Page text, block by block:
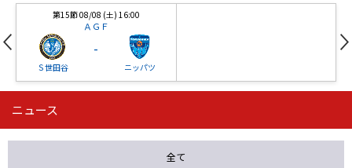
第15節 08/08 (土) 16:00
ＡＧＦ
Ｓ世田谷
-
ニッパツ
第16節 09/05 (土) 15:00
ニッパツ 石人の星
ニュース
全て